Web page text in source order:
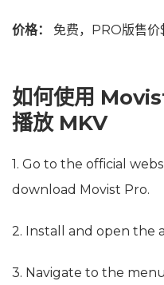
价格： 免费，PRO版售价
如何使用
播放 MKV
1. Go to the official
download Movist Pro.
2. Install and open the
3. Navigate to the